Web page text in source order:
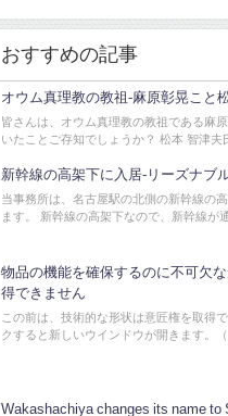
おすすめの記事
オウム真理教の教祖-麻原彰晃こと
皆さんは、オウム真理教の教祖である麻
いたことご存知でしょうか？ 松本 智津夫
新幹線の高架下に入居-リーズナブ
当事務所は、名古屋駅の北側の新幹線の
ます。 新幹線の高架下なので、新幹線が
物品の機能を確保するのに不可欠
得できません
この前は、技術的な形状は意匠権を取得
クすると新しいウインドウが開きます。
Wakashachiya changes its name to